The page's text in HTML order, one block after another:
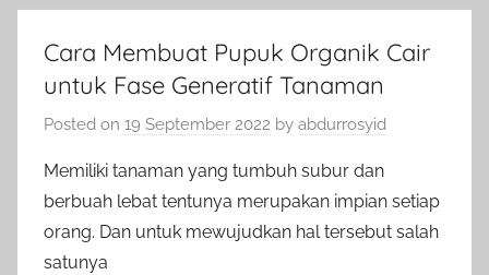
Cara Membuat Pupuk Organik Cair
untuk Fase Generatif Tanaman
Posted on 19 September 2022 by abdurrosyid
Memiliki tanaman yang tumbuh subur dan
berbuah lebat tentunya merupakan impian setiap
orang. Dan untuk mewujudkan hal tersebut salah
satunya